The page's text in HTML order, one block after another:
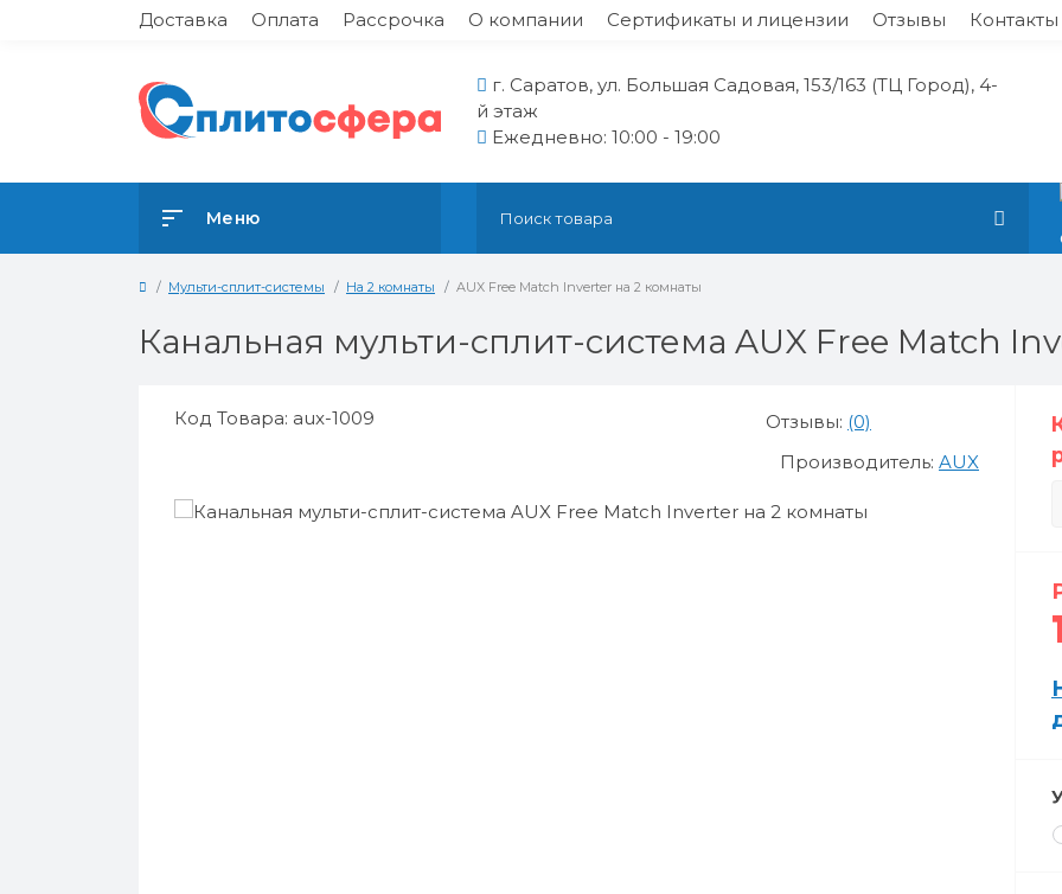
Доставка Оплата Рассрочка О компании Сертификаты и лицензии Отзывы Контакты
г. Саратов, ул. Большая Садовая, 153/163 (ТЦ Город), 4-
й этаж
Ежедневно: 10:00 - 19:00
Меню
Мульти-сплит-системы На 2 комнаты AUX Free Match Inverter на 2 комнаты
Канальная мульти-сплит-система AUX Free Match
Код Товара: aux-1009 Отзывы: (0)
Производитель: AUX